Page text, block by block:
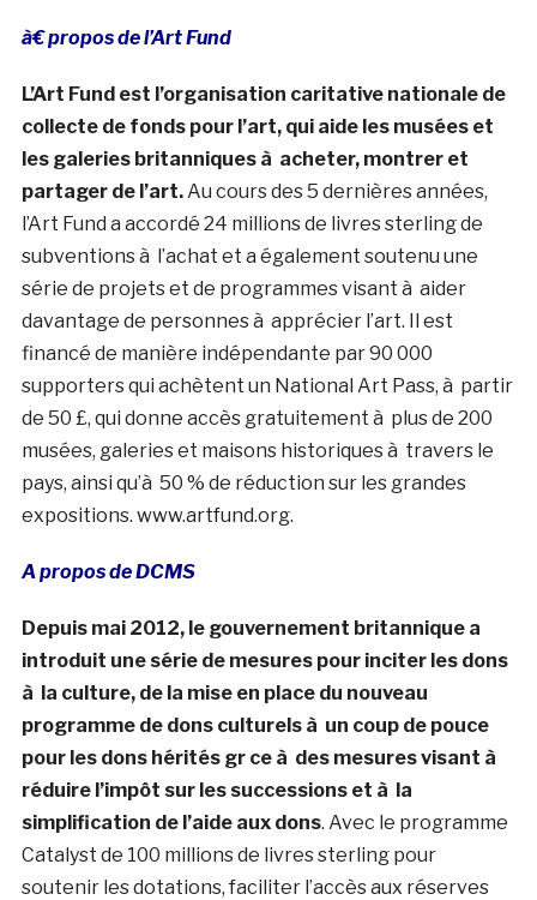
à€ propos de l’Art Fund
L’Art Fund est l’organisation caritative nationale de
collecte de fonds pour l’art, qui aide les musées et
les galeries britanniques à acheter, montrer et
partager de l’art.Au cours des 5 dernières années,
l’Art Fund a accordé 24 millions de livres sterling de
subventions à l’achat et a également soutenu une
série de projets et de programmes visant à aider
davantage de personnes à apprécier l’art. Il est
financé de manière indépendante par 90 000
supporters qui achètent un National Art Pass, à partir
de 50 £, qui donne accès gratuitement à plus de 200
musées, galeries et maisons historiques à travers le
pays, ainsi qu’à 50 % de réduction sur les grandes
expositions. www.artfund.org.
A propos de DCMS
Depuis mai 2012, le gouvernement britannique a
introduit une série de mesures pour inciter les dons
à la culture, de la mise en place du nouveau
programme de dons culturels à un coup de pouce
pour les dons hérités gr ce à des mesures visant à
réduire l’impôt sur les successions et à la
simplification de l’aide aux dons. Avec le programme
Catalyst de 100 millions de livres sterling pour
soutenir les dotations, faciliter l’accès aux réserves